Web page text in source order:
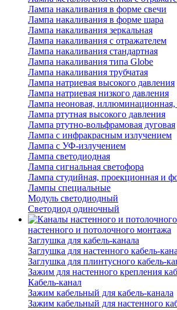
Лампа накаливания в форме свечи
Лампа накаливания в форме шара
Лампа накаливания зеркальная
Лампа накаливания с отражателем
Лампа накаливания стандартная
Лампа накаливания типа Globe
Лампа накаливания трубчатая
Лампа натриевая высокого давления
Лампа натриевая низкого давления
Лампа неоновая, иллюминационная,
Лампа ртутная высокого давления
Лампа ртутно-вольфрамовая дуговая
Лампа с инфракрасным излучением
Лампа с УФ-излучением
Лампа светодиодная
Лампа сигнальная светофора
Лампа студийная, проекционная и
Лампы специальные
Модуль светодиодный
Светодиод одиночный
настенного и потолочного монтажа
Заглушка для кабель-канала
Заглушка для настенного кабель-
Заглушка для плинтусного кабель-
Зажим для настенного крепления
Кабель-канал
Зажим кабельный для кабель-канала
Зажим кабельный для настенного